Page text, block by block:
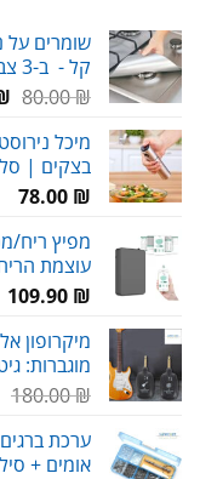
שומרים על
קל - ב-3 צבעים לבחירה
80.00₪
מיכל
בצקים |
78.00 ₪
מפיץ ריח/
עוצמת
109.90 ₪
מיקרופון
מוגברות:
180.00₪
אומים +